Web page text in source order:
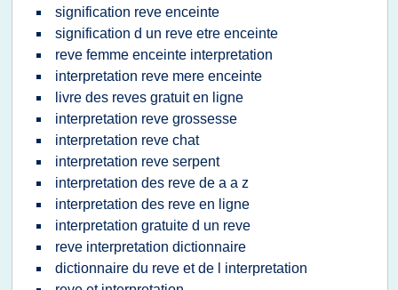
signification reve enceinte
signification d un reve etre enceinte
reve femme enceinte interpretation
interpretation reve mere enceinte
livre des reves gratuit en ligne
interpretation reve grossesse
interpretation reve chat
interpretation reve serpent
interpretation des reve de a a z
interpretation des reve en ligne
interpretation gratuite d un reve
reve interpretation dictionnaire
dictionnaire du reve et de l interpretation